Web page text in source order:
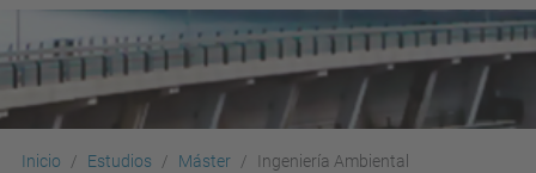
Inicio Estudios Máster Ingeniería Ambiental